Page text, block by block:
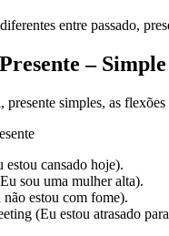
entre passado,
–
presente simples, as
estou cansado hoje).
sou uma mulher alta).
estou com fome).
(Eu estou atrasado